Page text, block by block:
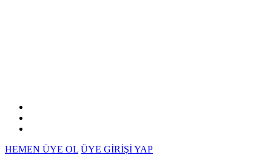
HEMEN ÜYE OL ÜYE GİRİŞİ YAP